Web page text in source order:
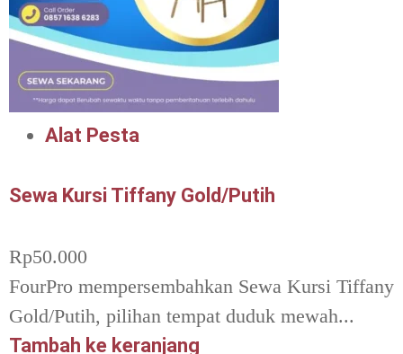
Alat Pesta
Sewa Kursi Tiffany Gold/Putih
Rp50.000
FourPro mempersembahkan Sewa Kursi Tiffany
Gold/Putih, pilihan tempat duduk mewah...
Tambah ke keranjang